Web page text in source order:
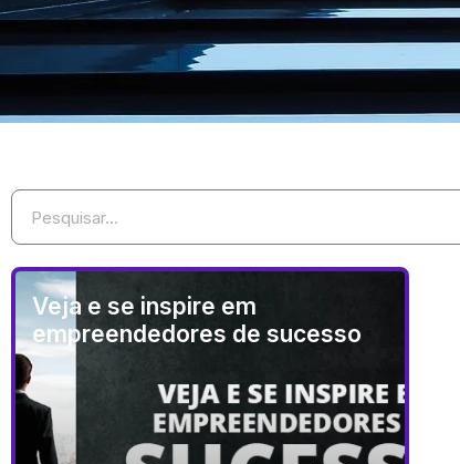
Veja e se inspire em
empreendedores de sucesso